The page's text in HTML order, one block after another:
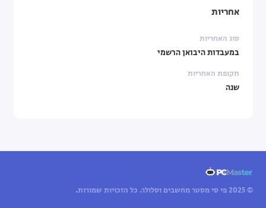
אחריות
סוג האחריות
במעבדות היבואן הרשמי
תקופת האחריות
שנה
© 2025 פי סי מסטר מחשבים וסלולר. כל הזכויות שמורות.